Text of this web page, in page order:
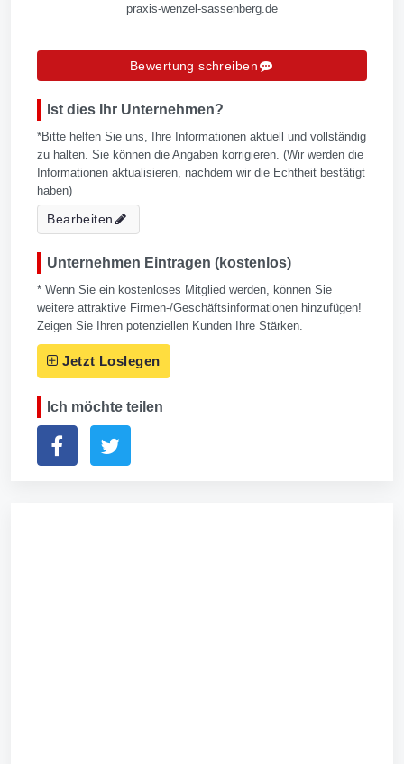
praxis-wenzel-sassenberg.de
Bewertung schreiben
Ist dies Ihr Unternehmen?
*Bitte helfen Sie uns, Ihre Informationen aktuell und vollständig
zu halten. Sie können die Angaben korrigieren. (Wir werden die
Informationen aktualisieren, nachdem wir die Echtheit bestätigt
haben)
Bearbeiten
Unternehmen Eintragen (kostenlos)
* Wenn Sie ein kostenloses Mitglied werden, können Sie
weitere attraktive Firmen-/Geschäftsinformationen hinzufügen!
Zeigen Sie Ihren potenziellen Kunden Ihre Stärken.
Jetzt Loslegen
Ich möchte teilen